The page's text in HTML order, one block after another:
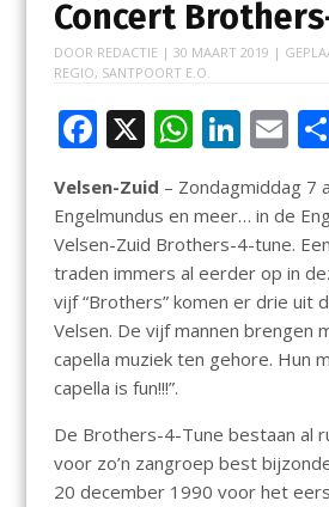
Concert
DOOR REDACTIE | 30 MAART 2019 |
REGIO, SANTPOORT E.O.
F
e
b
o
o
k
X W
at
s
A
p
p
Li
k
e
dI
n
E
ai
l
Velsen-Zuid – Zondagmiddag 7
Engelmundus en meer… in de
Velsen-Zuid Brothers-4-tune.
traden immers al eerder op in
vijf “Brothers” komen er drie uit
Velsen. De vijf mannen brengen
capella muziek ten gehore. Hun
capella is fun!!!”.
De Brothers-4-Tune bestaan al
voor zo’n zangroep best
20 december 1990 voor het